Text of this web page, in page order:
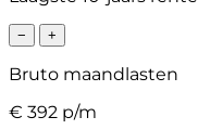
− +
Bruto maandlasten
€ 392 p/m